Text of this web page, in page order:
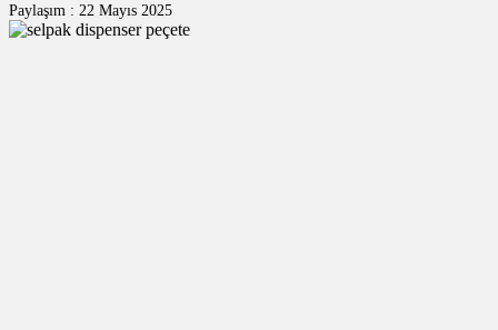
Paylaşım : 22 Mayıs 2025